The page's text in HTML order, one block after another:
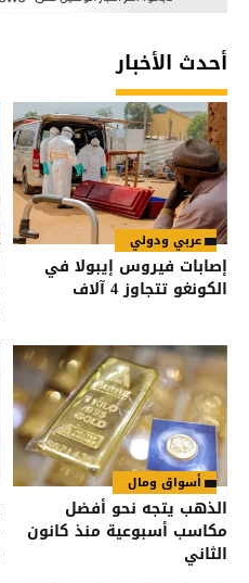
أحدث الأخبار
عربي ودولي
إصابات فيروس إيبولا في
الكونغو تتجاوز 4 آلاف
أسواق ومال
الذهب يتجه نحو أفضل
مكاسب أسبوعية منذ كانون
الثاني